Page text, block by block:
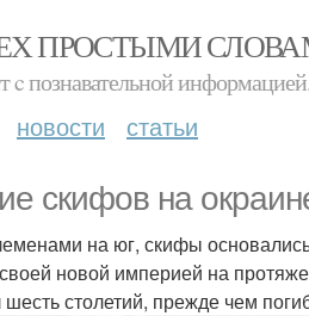
ПРОСТЫМИ
c познавательной
новости статьи
скифов на
на юг, скифы
новой империей на
столетий, прежде чем